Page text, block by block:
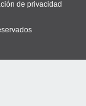
de privacidad